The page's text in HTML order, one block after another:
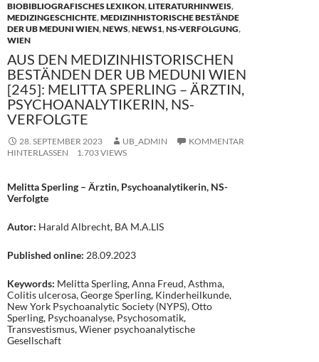
BIOBIBLIOGRAFISCHES LEXIKON,LITERATURHINWEIS,
MEDIZINGESCHICHTE,MEDIZINHISTORISCHE BESTÄNDE
DER UB MEDUNI WIEN,NEWS,NEWS1,NS-VERFOLGUNG,
WIEN
AUS DEN MEDIZINHISTORISCHEN
BESTÄNDEN DER UB MEDUNI WIEN
[245]: MELITTA SPERLING – ÄRZTIN,
PSYCHOANALYTIKERIN, NS-
VERFOLGTE
28. SEPTEMBER 2023 UB_ADMIN
KOMMENTAR
HINTERLASSEN
1.703 VIEWS
Melitta Sperling – Ärztin, Psychoanalytikerin, NS-
Verfolgte
Autor: Harald Albrecht, BA M.A.LIS
Published online: 28.09.2023
Keywords: Melitta Sperling, Anna Freud, Asthma,
Colitis ulcerosa, George Sperling, Kinderheilkunde,
New York Psychoanalytic Society (NYPS), Otto
Sperling, Psychoanalyse, Psychosomatik,
Transvestismus, Wiener psychoanalytische
Gesellschaft